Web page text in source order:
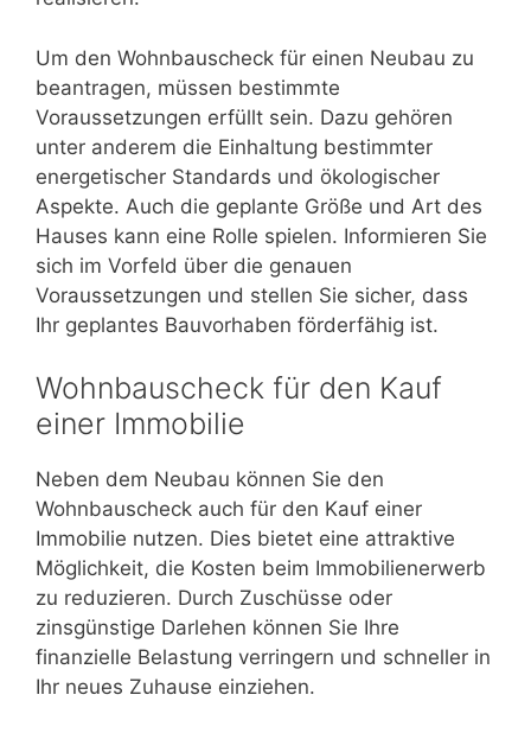
Um den Wohnbauscheck für einen Neubau zu
beantragen, müssen bestimmte
Voraussetzungen erfüllt sein. Dazu gehören
unter anderem die Einhaltung bestimmter
energetischer Standards und ökologischer
Aspekte. Auch die geplante Größe und Art des
Hauses kann eine Rolle spielen. Informieren Sie
sich im Vorfeld über die genauen
Voraussetzungen und stellen Sie sicher, dass
Ihr geplantes Bauvorhaben förderfähig ist.
Wohnbauscheck für den Kauf
einer Immobilie
Neben dem Neubau können Sie den
Wohnbauscheck auch für den Kauf einer
Immobilie nutzen. Dies bietet eine attraktive
Möglichkeit, die Kosten beim Immobilienerwerb
zu reduzieren. Durch Zuschüsse oder
zinsgünstige Darlehen können Sie Ihre
finanzielle Belastung verringern und schneller in
Ihr neues Zuhause einziehen.